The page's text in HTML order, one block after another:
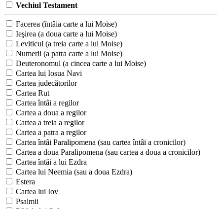
Vechiul Testament
Facerea (întâia carte a lui Moise)
Ieşirea (a doua carte a lui Moise)
Leviticul (a treia carte a lui Moise)
Numerii (a patra carte a lui Moise)
Deuteronomul (a cincea carte a lui Moise)
Cartea lui Iosua Navi
Cartea judecătorilor
Cartea Rut
Cartea întâi a regilor
Cartea a doua a regilor
Cartea a treia a regilor
Cartea a patra a regilor
Cartea întâi Paralipomena (sau cartea întâi a cronicilor)
Cartea a doua Paralipomena (sau cartea a doua a cronicilor)
Cartea întâi a lui Ezdra
Cartea lui Neemia (sau a doua Ezdra)
Estera
Cartea lui Iov
Psalmii